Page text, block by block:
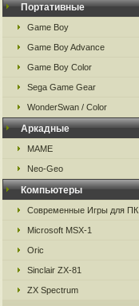
Портативные
Game Boy
Game Boy Advance
Game Boy Color
Sega Game Gear
WonderSwan / Color
Аркадные
MAME
Neo-Geo
Компьютеры
Современные Игры для ПК
Microsoft MSX-1
Oric
Sinclair ZX-81
ZX Spectrum